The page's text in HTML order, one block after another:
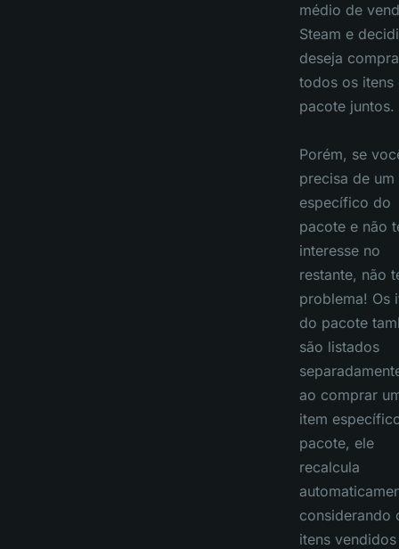
médio de
Steam e
deseja
todos os itens
pacote juntos.
Porém, se
precisa de um
específico do
pacote e não
interesse no
restante, não
problema! Os
do pacote
são listados
ao comprar
item
pacote, ele
recalcula
considerando
itens